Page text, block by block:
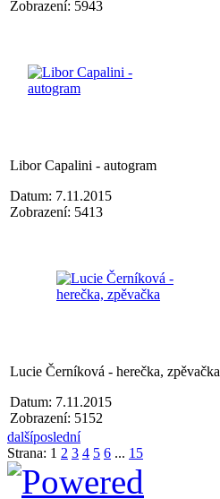
Zobrazení: 5943
Libor Capalini - autogram
Datum: 7.11.2015
Zobrazení: 5413
Lucie Černíková - herečka, zpěvačka
Datum: 7.11.2015
Zobrazení: 5152
dalšíposlední
Strana: 1 2 3 4 5 6 ... 15